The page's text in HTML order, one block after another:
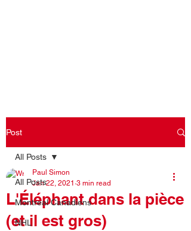
Post
All Posts
Montreal Canadiens
NHL
All Posts
L'Éléphant dans la pièce
(et il est gros)
Paul Simon
Jan 22, 2021 3 min read